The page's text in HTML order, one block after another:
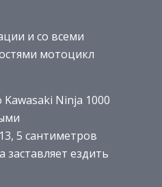
и со всеми
мотоцикл
Ninja 1000
5 сантиметров
ездить